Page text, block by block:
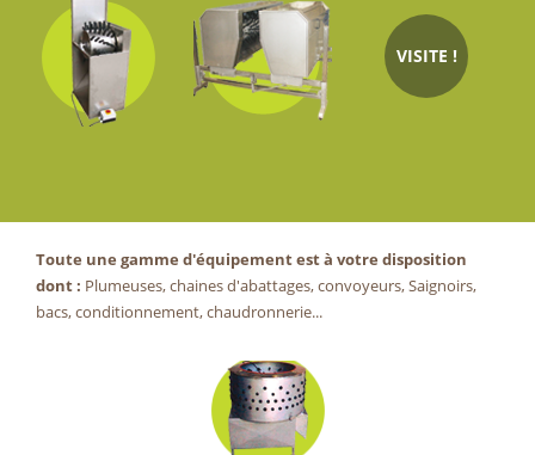
VISITE !
Toute une gamme d'équipement est à votre disposition
dont : Plumeuses, chaines d'abattages, convoyeurs, Saignoirs,
bacs, conditionnement, chaudronnerie...